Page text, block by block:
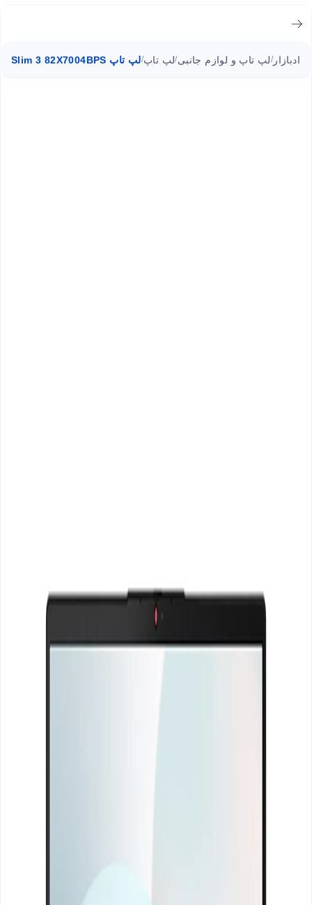
ادبازار /لپ تاپ و لوازم جانبی/لپ تاپ/لپ تاپ IdeaPad Slim 3 82X7004BPS لنوو i3 8GB ا ۱۵.۶ اینچی